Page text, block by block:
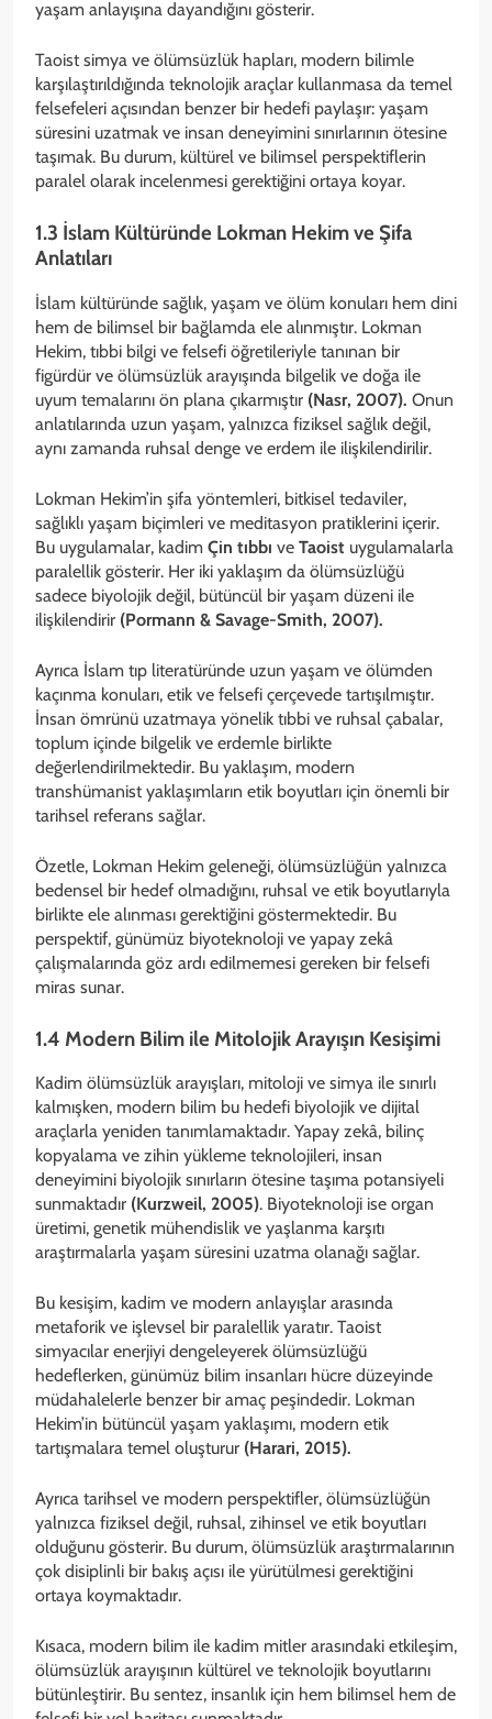
yaşam anlayışına dayandığını gösterir.
Taoist simya ve ölümsüzlük hapları, modern bilimle
karşılaştırıldığında teknolojik araçlar kullanmasa da temel
felsefeleri açısından benzer bir hedefi paylaşır: yaşam
süresini uzatmak ve insan deneyimini sınırlarının ötesine
taşımak. Bu durum, kültürel ve bilimsel perspektiflerin
paralel olarak incelenmesi gerektiğini ortaya koyar.
1.3 İslam Kültüründe Lokman Hekim ve Şifa
Anlatıları
İslam kültüründe sağlık, yaşam ve ölüm konuları hem dini
hem de bilimsel bir bağlamda ele alınmıştır. Lokman
Hekim, tıbbi bilgi ve felsefi öğretileriyle tanınan bir
figürdür ve ölümsüzlük arayışında bilgelik ve doğa ile
uyum temalarını ön plana çıkarmıştır (Nasr, 2007). Onun
anlatılarında uzun yaşam, yalnızca fiziksel sağlık değil,
aynı zamanda ruhsal denge ve erdem ile ilişkilendirilir.
Lokman Hekim’in şifa yöntemleri, bitkisel tedaviler,
sağlıklı yaşam biçimleri ve meditasyon pratiklerini içerir.
Bu uygulamalar, kadim Çin tıbbı ve Taoist uygulamalarla
paralellik gösterir. Her iki yaklaşım da ölümsüzlüğü
sadece biyolojik değil, bütüncül bir yaşam düzeni ile
ilişkilendirir (Pormann & Savage-Smith, 2007).
Ayrıca İslam tıp literatüründe uzun yaşam ve ölümden
kaçınma konuları, etik ve felsefi çerçevede tartışılmıştır.
İnsan ömrünü uzatmaya yönelik tıbbi ve ruhsal çabalar,
toplum içinde bilgelik ve erdemle birlikte
değerlendirilmektedir. Bu yaklaşım, modern
transhümanist yaklaşımların etik boyutları için önemli bir
tarihsel referans sağlar.
Özetle, Lokman Hekim geleneği, ölümsüzlüğün yalnızca
bedensel bir hedef olmadığını, ruhsal ve etik boyutlarıyla
birlikte ele alınması gerektiğini göstermektedir. Bu
perspektif, günümüz biyoteknoloji ve yapay zekâ
çalışmalarında göz ardı edilmemesi gereken bir felsefi
miras sunar.
1.4 Modern Bilim ile Mitolojik Arayışın Kesişimi
Kadim ölümsüzlük arayışları, mitoloji ve simya ile sınırlı
kalmışken, modern bilim bu hedefi biyolojik ve dijital
araçlarla yeniden tanımlamaktadır. Yapay zekâ, bilinç
kopyalama ve zihin yükleme teknolojileri, insan
deneyimini biyolojik sınırların ötesine taşıma potansiyeli
sunmaktadır (Kurzweil, 2005). Biyoteknoloji ise organ
üretimi, genetik mühendislik ve yaşlanma karşıtı
araştırmalarla yaşam süresini uzatma olanağı sağlar.
Bu kesişim, kadim ve modern anlayışlar arasında
metaforik ve işlevsel bir paralellik yaratır. Taoist
simyacılar enerjiyi dengeleyerek ölümsüzlüğü
hedeflerken, günümüz bilim insanları hücre düzeyinde
müdahalelerle benzer bir amaç peşindedir. Lokman
Hekim’in bütüncül yaşam yaklaşımı, modern etik
tartışmalara temel oluşturur (Harari, 2015).
Ayrıca tarihsel ve modern perspektifler, ölümsüzlüğün
yalnızca fiziksel değil, ruhsal, zihinsel ve etik boyutları
olduğunu gösterir. Bu durum, ölümsüzlük araştırmalarının
çok disiplinli bir bakış açısı ile yürütülmesi gerektiğini
ortaya koymaktadır.
Kısaca, modern bilim ile kadim mitler arasındaki etkileşim,
ölümsüzlük arayışının kültürel ve teknolojik boyutlarını
bütünleştirir. Bu sentez, insanlık için hem bilimsel hem de